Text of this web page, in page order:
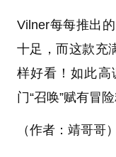
Vilner每每推出
十足，而这款充
样好看！如此高
门“召唤”赋有冒
（作者：靖哥哥）